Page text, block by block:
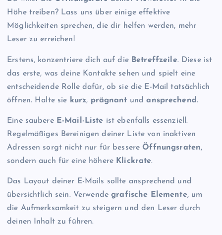
Höhe treiben? Lass uns über einige effektive
Möglichkeiten sprechen, die dir helfen werden, mehr
Leser zu erreichen!
Erstens, konzentriere dich auf die Betreffzeile. Diese ist
das erste, was deine Kontakte sehen und spielt eine
entscheidende Rolle dafür, ob sie die E-Mail tatsächlich
öffnen. Halte sie kurz, prägnant undansprechend.
Eine saubere E-Mail-Liste ist ebenfalls essenziell.
Regelmäßiges Bereinigen deiner Liste von inaktiven
Adressen sorgt nicht nur für bessere Öffnungsraten,
sondern auch für eine höhere Klickrate.
Das Layout deiner E-Mails sollte ansprechend und
übersichtlich sein. Verwendegrafische Elemente, um
die Aufmerksamkeit zu steigern und den Leser durch
deinen Inhalt zu führen.